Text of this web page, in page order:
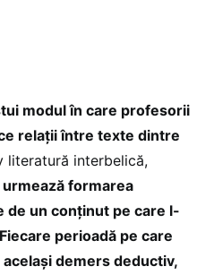
modul în care profesorii
relații între texte dintre
literatură interbelică,
urmează formarea
un conținut pe care l-
Fiecare perioadă pe care
demers deductiv,